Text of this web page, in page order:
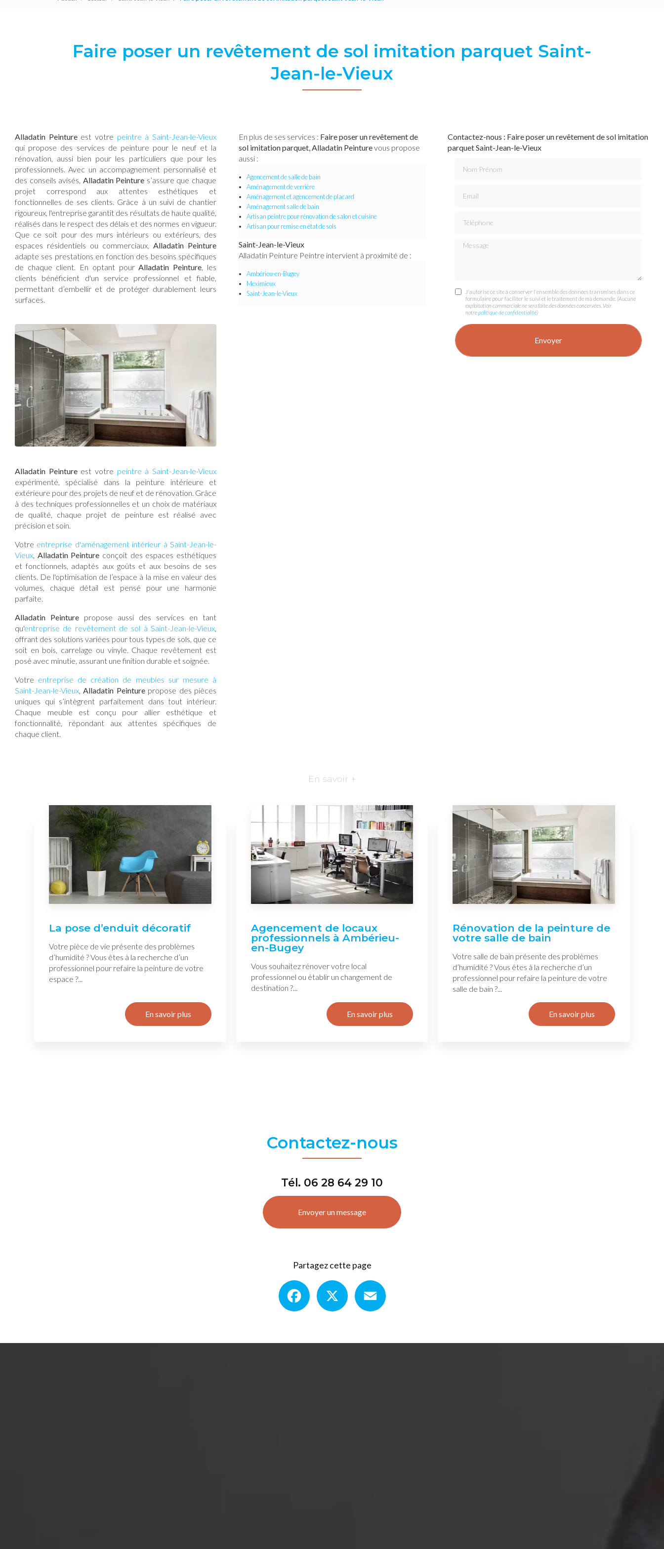
Faire poser un revêtement de sol imitation parquet Saint-
Jean-le-Vieux
Alladatin Peinture est votre peintre à Saint-Jean-le-Vieux
qui propose des services de peinture pour le neuf et la
rénovation, aussi bien pour les particuliers que pour les
professionnels. Avec un accompagnement personnalisé et
des conseils avisés, Alladatin Peinture s’assure que chaque
projet correspond aux attentes esthétiques et
fonctionnelles de ses clients. Grâce à un suivi de chantier
rigoureux, l'entreprise garantit des résultats de haute qualité,
réalisés dans le respect des délais et des normes en vigueur.
Que ce soit pour des murs intérieurs ou extérieurs, des
espaces résidentiels ou commerciaux, Alladatin Peinture
adapte ses prestations en fonction des besoins spécifiques
de chaque client. En optant pourAlladatin Peinture, les
clients bénéficient d'un service professionnel et fiable,
permettant d’embellir et de protéger durablement leurs
surfaces.
Alladatin Peintureest votre peintre à Saint-Jean-le-Vieux
expérimenté, spécialisé dans la peinture intérieure et
extérieure pour des projets de neuf et de rénovation. Grâce
à des techniques professionnelles et un choix de matériaux
de qualité, chaque projet de peinture est réalisé avec
précision et soin.
Votre entreprise d'aménagement intérieur à Saint-Jean-le-
Vieux Alladatin Peinture conçoit des espaces esthétiques
et fonctionnels, adaptés aux goûts et aux besoins de ses
clients. De l'optimisation de l’espace à la mise en valeur des
volumes, chaque détail est pensé pour une harmonie
parfaite.
Alladatin Peinture propose aussi des services en tant
qu'entreprise de revêtement de sol à Saint-Jean-le-Vieux,
offrant des solutions variées pour tous types de sols, que ce
soit en bois, carrelage ou vinyle. Chaque revêtement est
posé avec minutie, assurant une finition durable et soignée.
Votre entreprise de création de meubles sur mesure à
Saint-Jean-le-Vieux Alladatin Peinturepropose des pièces
uniques qui s’intègrent parfaitement dans tout intérieur.
Chaque meuble est conçu pour allier esthétique et
fonctionnalité, répondant aux attentes spécifiques de
chaque client.
En plus de ses services : Faire poser un revêtement de
sol imitation parquet, Alladatin Peinturevous propose
aussi :
Agencement de salle de bain
Aménagement de verrière
Aménagement et agencement de placard
Aménagement salle de bain
Artisan peintre pour rénovation de salon et cuisine
Artisan pour remise en état de sols
Saint-Jean-le-Vieux
Alladatin Peinture Peintre intervient à proximité de :
Ambérieu-en-Bugey
Meximieux
Saint-Jean-le-Vieux
Contactez-nous : Faire poser un revêtement de sol imitation
parquet Saint-Jean-le-Vieux
Message
J'autorise ce site à conserver l'ensemble des données transmises dans ce
formulaire pour faciliter le suivi et le traitement de ma demande. (Aucune
exploitation commerciale ne sera faite des données concervées. Voir
notrepolitique de confidentialité)
En savoir +
La pose d’enduit décoratif
Votre pièce de vie présente des problèmes
d’humidité ? Vous êtes à la recherche d’un
professionnel pour refaire la peinture de votre
espace ?...
En savoir plus
Agencement de locaux
professionnels à Ambérieu-
en-Bugey
Vous souhaitez rénover votre local
professionnel ou établir un changement de
destination ?...
En savoir plus
Rénovation de la peinture de
votre salle de bain
Votre salle de bain présente des problèmes
d’humidité ? Vous êtes à la recherche d’un
professionnel pour refaire la peinture de votre
salle de bain ?...
En savoir plus
Contactez-nous
Tél. 06 28 64 29 10
Envoyer un message
Partagez cette page
Facebook